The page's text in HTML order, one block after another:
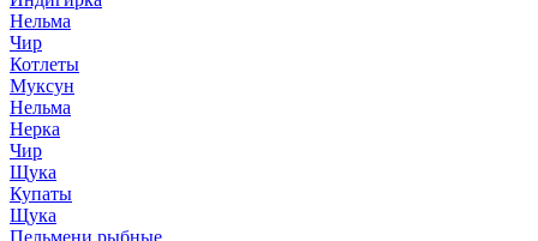
Нельма
Чир
Котлеты
Муксун
Нельма
Нерка
Чир
Щука
Купаты
Щука
Пельмени рыбные